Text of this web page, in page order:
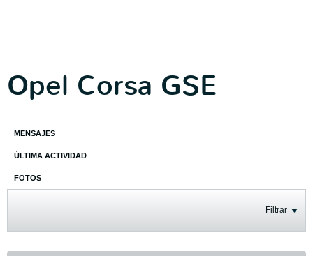
Opel Corsa GSE
MENSAJES
ÚLTIMA ACTIVIDAD
FOTOS
Filtrar